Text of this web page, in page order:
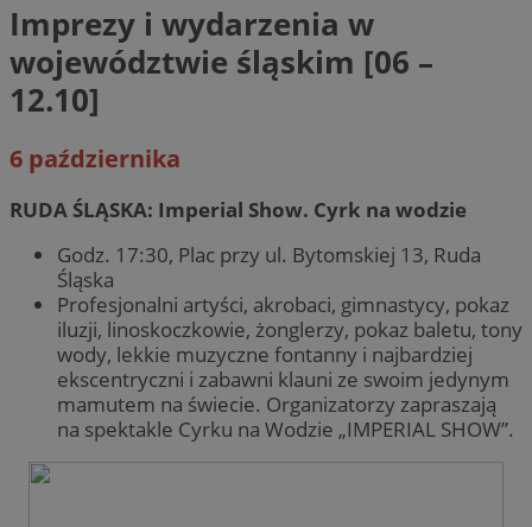
Imprezy i wydarzenia w
województwie śląskim [06 –
12.10]
6 października
RUDA ŚLĄSKA: Imperial Show. Cyrk na wodzie
Godz. 17:30, Plac przy ul. Bytomskiej 13, Ruda
Śląska
Profesjonalni artyści, akrobaci, gimnastycy, pokaz
iluzji, linoskoczkowie, żonglerzy, pokaz baletu, tony
wody, lekkie muzyczne fontanny i najbardziej
ekscentryczni i zabawni klauni ze swoim jedynym
mamutem na świecie. Organizatorzy zapraszają
na spektakle Cyrku na Wodzie „IMPERIAL SHOW”.